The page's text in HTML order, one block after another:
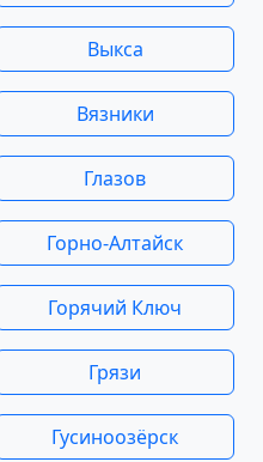
Выкса
Вязники
Глазов
Горно-Алтайск
Горячий Ключ
Грязи
Гусиноозёрск